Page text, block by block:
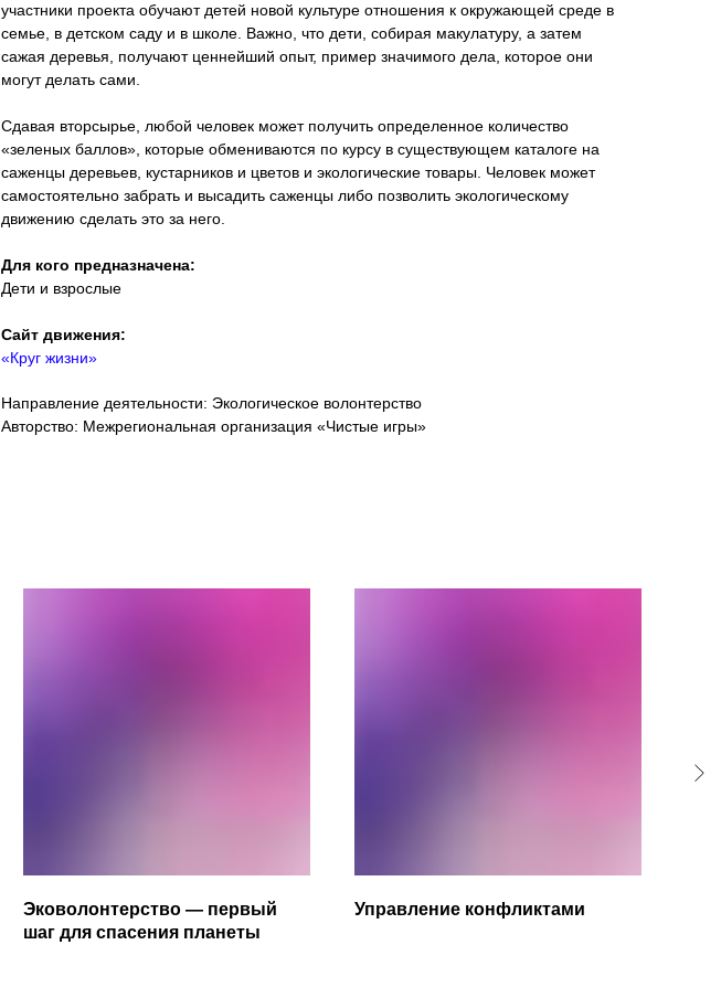
участники проекта обучают детей новой культуре отношения к окружающей среде в
семье, в детском саду и в школе. Важно, что дети, собирая макулатуру, а затем
сажая деревья, получают ценнейший опыт, пример значимого дела, которое они
могут делать сами.
Сдавая вторсырье, любой человек может получить определенное количество
«зеленых баллов», которые обмениваются по курсу в существующем каталоге на
саженцы деревьев, кустарников и цветов и экологические товары. Человек может
самостоятельно забрать и высадить саженцы либо позволить экологическому
движению сделать это за него.
Для кого предназначена:
Дети и взрослые
Сайт движения:
«Круг жизни»
Направление деятельности: Экологическое волонтерство
Авторство: Межрегиональная организация «Чистые игры»
Эковолонтерство — первый
шаг для спасения планеты
Управление конфликтами